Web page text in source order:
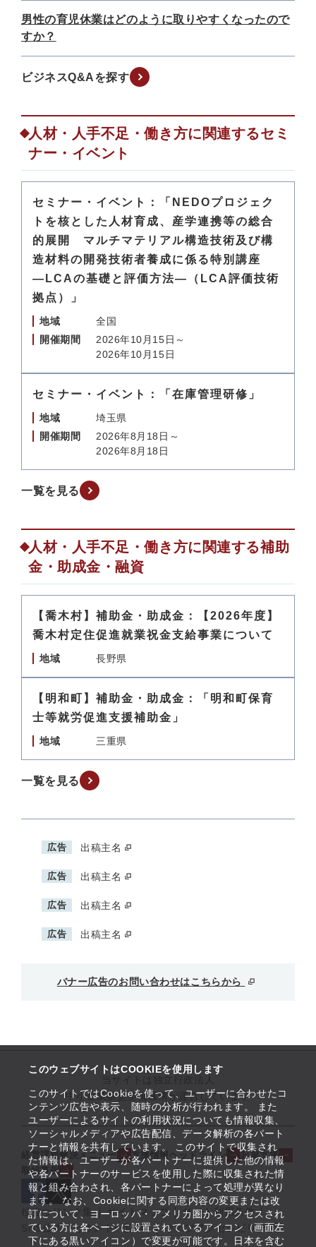
このウェブサイトはCOOKIEを使用します
このサイトではCookieを使って、ユーザーに合わせたコ
ンテンツ広告や表示、随時の分析が行われます。 また
ユーザーによるサイトの利用状況についても情報収集、
ソーシャルメディアや広告配信、データ解析の各パート
ナーと情報を共有しています。 このサイトで収集され
た情報は、ユーザーが各パートナーに提供した他の情報
や各パートナーのサービスを使用した際に収集された情
報と組み合わされ、各パートナーによって処理が異なり
ます。 なお、Cookieに関する同意内容の変更または改
訂について、ヨーロッパ・アメリカ圏からアクセスされ
ている方は各ページに設置されているアイコン（画面左
下にある黒いアイコン）で変更が可能です。日本を含む
男性の育児休業はどのように取りやすくなったので
すか？
ビジネスQ&Aを探す
人材・人手不足・働き方に関連するセミ
ナー・イベント
セミナー・イベント：「NEDOプロジェク
トを核とした人材育成、産学連携等の総合
的展開 マルチマテリアル構造技術及び構
造材料の開発技術者養成に係る特別講座
―LCAの基礎と評価方法―（LCA評価技術
拠点）」
地域
全国
開催期間
2026年10月15日～
2026年10月15日
セミナー・イベント：「在庫管理研修」
地域
埼玉県
開催期間
2026年8月18日～
2026年8月18日
一覧を見る
人材・人手不足・働き方に関連する補助
金・助成金・融資
【喬木村】補助金・助成金：【2026年度】
喬木村定住促進就業祝金支給事業について
地域 長野県
【明和町】補助金・助成金：「明和町保育
士等就労促進支援補助金」
地域 三重県
一覧を見る
広告 出稿主名
広告 出稿主名
広告 出稿主名
広告 出稿主名
バナー広告のお問い合わせはこちらから
中小企業基盤整備機構が運営しています
経営課題解決メニュー 支援情報ヘッドライン
起業支援
取組事例
役立つリンク集 サイトマップ
サイト利用条件
SNS公式アカウント一覧
ウェブアクセシビリティ